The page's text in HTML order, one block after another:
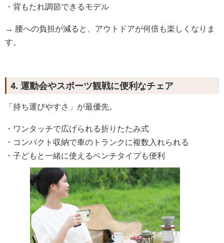
・背もたれ調節できるモデル
→ 腰への負担が減ると、アウトドアが何倍も楽しくなりま
す。
4. 運動会やスポーツ観戦に便利なチェア
「持ち運びやすさ」が最優先。
・ワンタッチで広げられる折りたたみ式
・コンパクト収納で車のトランクに複数入れられる
・子どもと一緒に使えるベンチタイプも便利